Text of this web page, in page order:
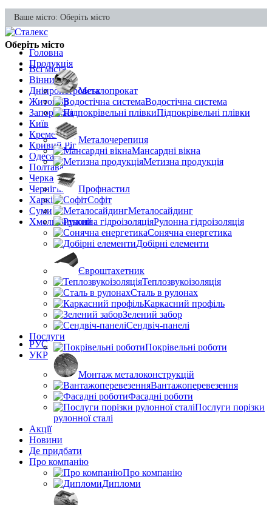
Ваше місто: Оберіть місто
Оберіть місто
Всі міста
Вінниця
Дніпропетровськ
Житомир
Запоріжжя
Київ
Кременчук
Кривий Ріг
Одеса
Полтава
Черкаси
Чернігів
Харків
Суми
Хмельницький
РУС
УКР
Головна
Продукція
Металопрокат
Водостічна система
Підпокрівельні плівки
Металочерепиця
Мансардні вікна
Метизна продукція
Профнастил
Софіт
Металосайдинг
Рулонна гідроізоляція
Сонячна енергетика
Добірні елементи
Євроштахетник
Теплозвукоізоляція
Сталь в рулонах
Каркасний профіль
Зелений забор
Сендвіч-панелі
Послуги
Покрівельні роботи
Монтаж металоконструкцій
Вантажоперевезення
Фасадні роботи
Послуги порізки
рулонної сталі
Акції
Новини
Де придбати
Про компанію
Про компанію
Дипломи